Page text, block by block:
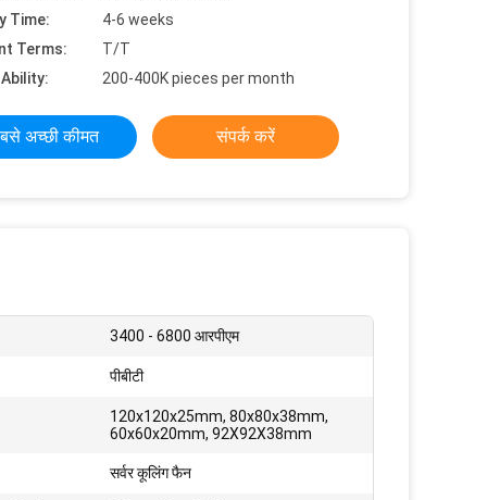
Time:
4-6 weeks
Terms:
T/T
200-400K pieces per month
अच्छी कीमत संपर्क करें
3400 - 6800 आरपीएम
पीबीटी
120x120x25mm, 80x80x38mm,
60x60x20mm, 92X92X38mm
सर्वर कूलिंग फैन